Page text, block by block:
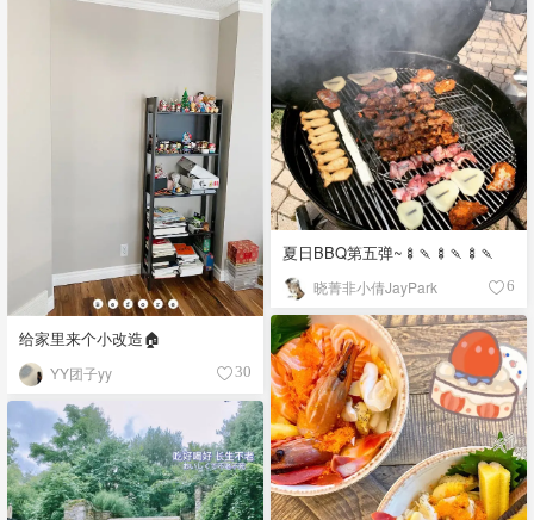
给家里来个小改造🏠
YY团子yy 30
夏日BBQ第五弹~🍢🍡🍢🍡🍢🍡
晓菁非小倩JayPark 6